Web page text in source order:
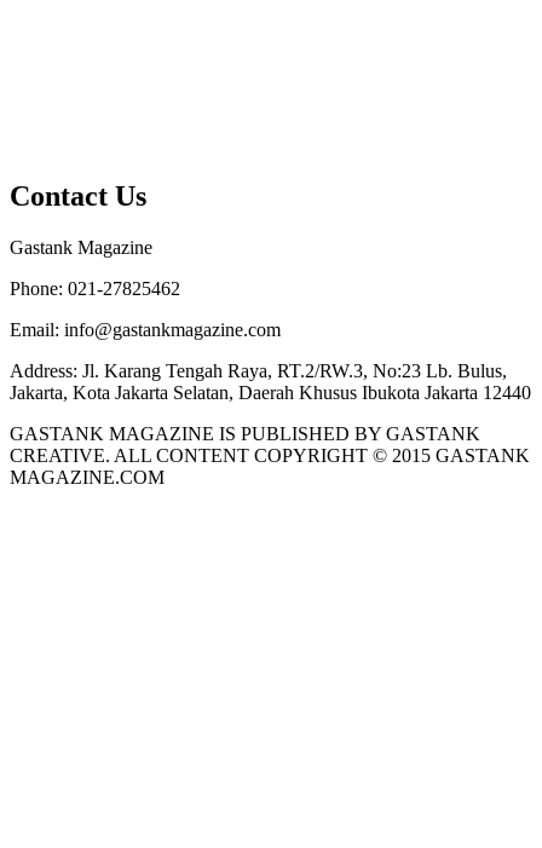
Contact Us
Gastank Magazine
Phone: 021-27825462
Email: info@gastankmagazine.com
Address: Jl. Karang Tengah Raya, RT.2/RW.3, No:23 Lb. Bulus,
Jakarta, Kota Jakarta Selatan, Daerah Khusus Ibukota Jakarta 12440
GASTANK MAGAZINE IS PUBLISHED BY GASTANK
CREATIVE. ALL CONTENT COPYRIGHT © 2015 GASTANK
MAGAZINE.COM